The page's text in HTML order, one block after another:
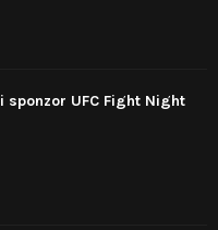
sponzor UFC Fight Night